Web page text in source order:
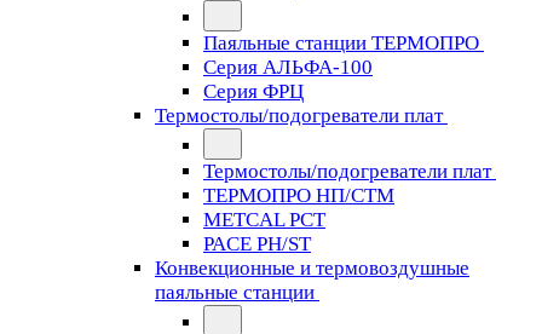
Паяльные станции ТЕРМОПРО
Серия АЛЬФА-100
Серия ФРЦ
Термостолы/подогреватели плат
Термостолы/подогреватели плат
ТЕРМОПРО НП/СТМ
METCAL PCT
PACE PH/ST
Конвекционные и термовоздушные
паяльные станции